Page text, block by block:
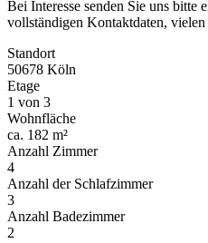
Bei Interesse senden Sie uns bitte
vollständigen Kontaktdaten,
Standort
50678 Köln
Etage
1 von 3
Wohnfläche
ca. 182 m²
Anzahl Zimmer
4
Anzahl der Schlafzimmer
3
Anzahl Badezimmer
2